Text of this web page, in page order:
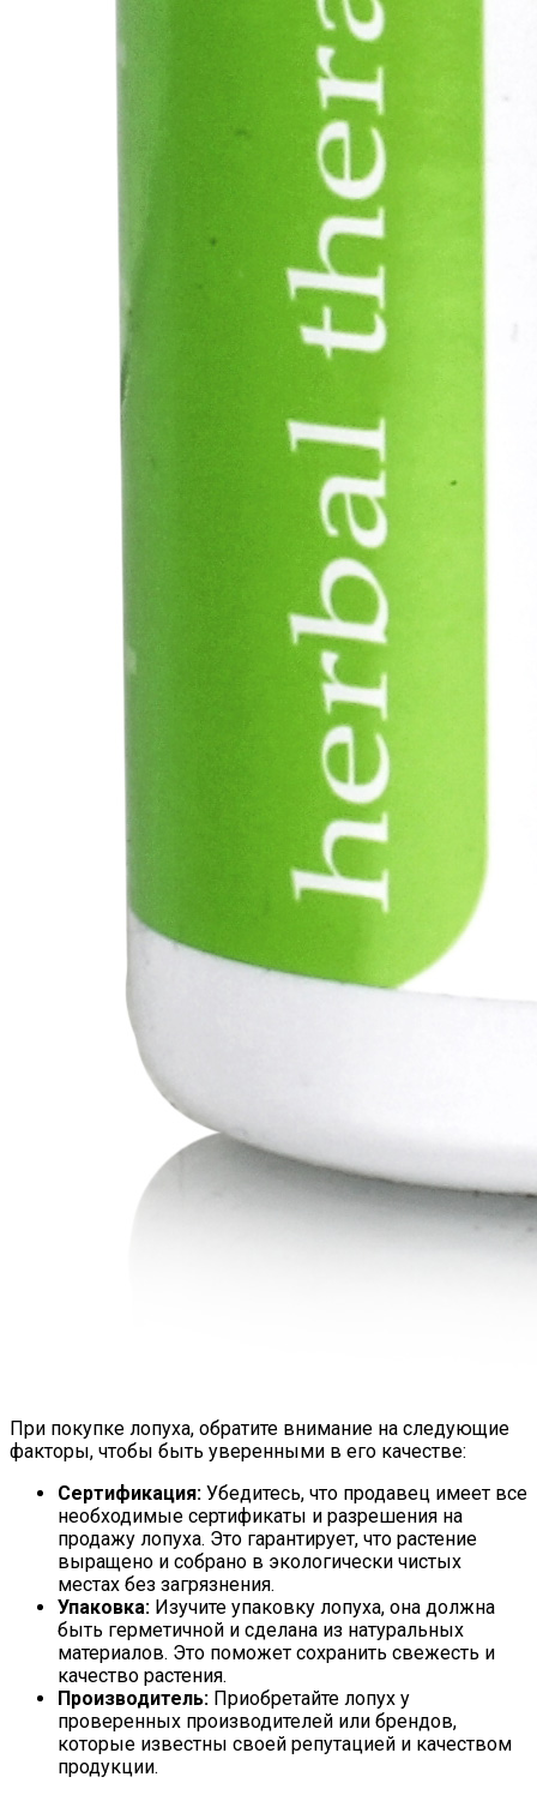
При покупке лопуха, обратите внимание на следующие
факторы, чтобы быть уверенными в его качестве:
Сертификация: Убедитесь, что продавец имеет все
необходимые сертификаты и разрешения на
продажу лопуха. Это гарантирует, что растение
выращено и собрано в экологически чистых
местах без загрязнения.
Упаковка: Изучите упаковку лопуха, она должна
быть герметичной и сделана из натуральных
материалов. Это поможет сохранить свежесть и
качество растения.
Производитель: Приобретайте лопух у
проверенных производителей или брендов,
которые известны своей репутацией и качеством
продукции.